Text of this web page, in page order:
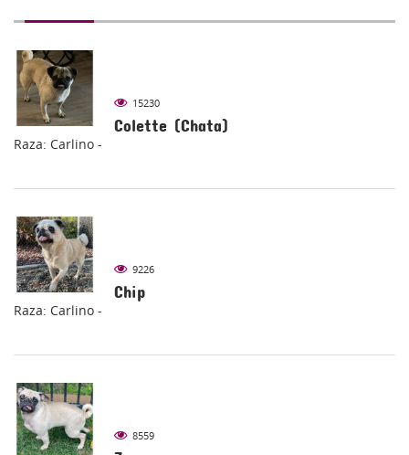
15230
Colette (Chata)
Raza: Carlino -
9226
Chip
Raza: Carlino -
8559